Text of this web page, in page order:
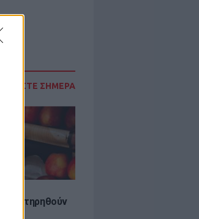
ΣΗΜΕΡΑ
διατηρηθούν